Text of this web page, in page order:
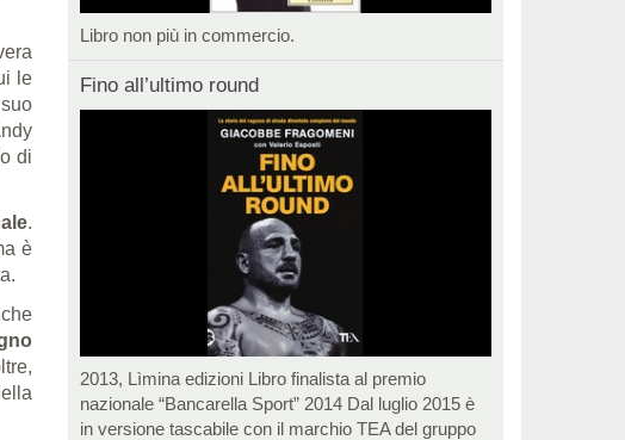
le
di
.
è
Libro non più in commercio.
Fino all’ultimo round
2013, Lìmina edizioni Libro finalista al premio
nazionale “Bancarella Sport” 2014 Dal luglio 2015 è
in versione tascabile con il marchio TEA del gruppo